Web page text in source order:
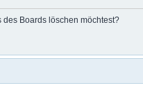
des Boards löschen möchtest?